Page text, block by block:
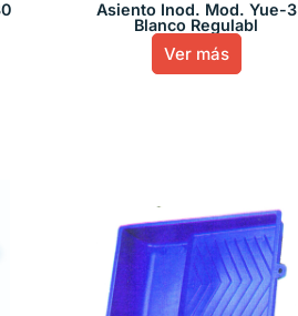
Asiento Inod. Mod. Yue-3
Blanco Regulabl
Ver más